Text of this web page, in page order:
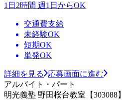
1日2時間 週1日からOK
交通費支給
未経験OK
短期OK
単発OK
詳細を見る
応募画面に進む
アルバイト・パート
明光義塾 野田桜台教室【303088】